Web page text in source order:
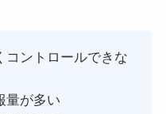
コントロールできな
量が多い